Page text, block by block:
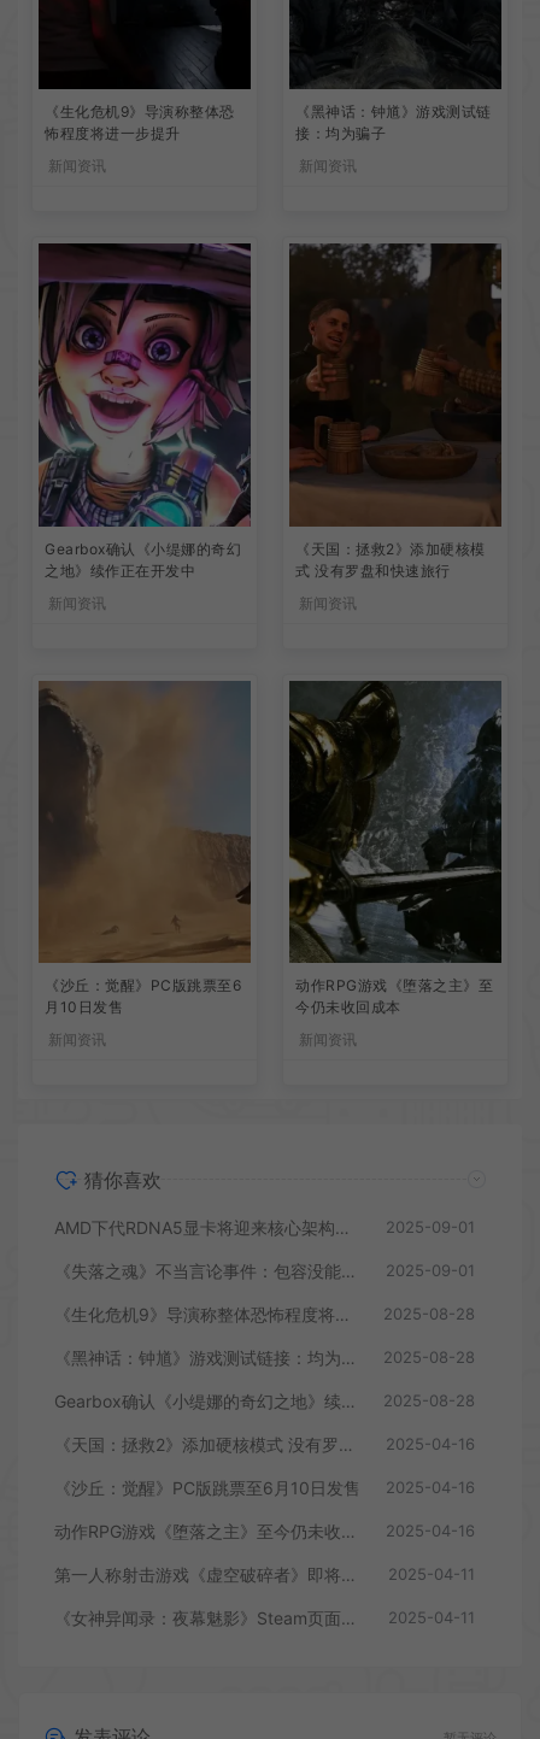
《生化危机9》导演称整体恐
怖程度将进一步提升
新闻资讯
《黑神话：钟馗》游戏测试链
接：均为骗子
新闻资讯
Gearbox确认《小缇娜的奇幻
之地》续作正在开发中
新闻资讯
《天国：拯救2》添加硬核模
式 没有罗盘和快速旅行
新闻资讯
《沙丘：觉醒》PC版跳票至6
月10日发售
新闻资讯
动作RPG游戏《堕落之主》至
今仍未收回成本
新闻资讯
猜你喜欢
AMD下代RDNA5显卡将迎来核心架构大幅升级 2025-09-01
《失落之魂》不当言论事件：包容没能消解过激言论 2025-09-01
《生化危机9》导演称整体恐怖程度将进一步提升 2025-08-28
《黑神话：钟馗》游戏测试链接：均为骗子 2025-08-28
Gearbox确认《小缇娜的奇幻之地》续作正在开发中 2025-08-28
《天国：拯救2》添加硬核模式 没有罗盘和快速旅行 2025-04-16
《沙丘：觉醒》PC版跳票至6月10日发售 2025-04-16
动作RPG游戏《堕落之主》至今仍未收回成本 2025-04-16
第一人称射击游戏《虚空破碎者》即将多平台上线 2025-04-11
《女神异闻录：夜幕魅影》Steam页面上线 2025-04-11